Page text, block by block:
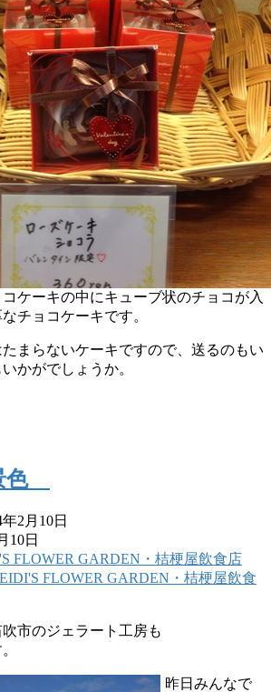
ケーキの中にキューブ状のチョコが入
チョコケーキです。
まらないケーキですので、送るのもい
かがでしょうか。
色
2月10日
10日
FLOWER GARDEN・桔梗屋飲食店
FLOWER GARDEN・桔梗屋飲食
市のジェラート工房も
昨日みんなで